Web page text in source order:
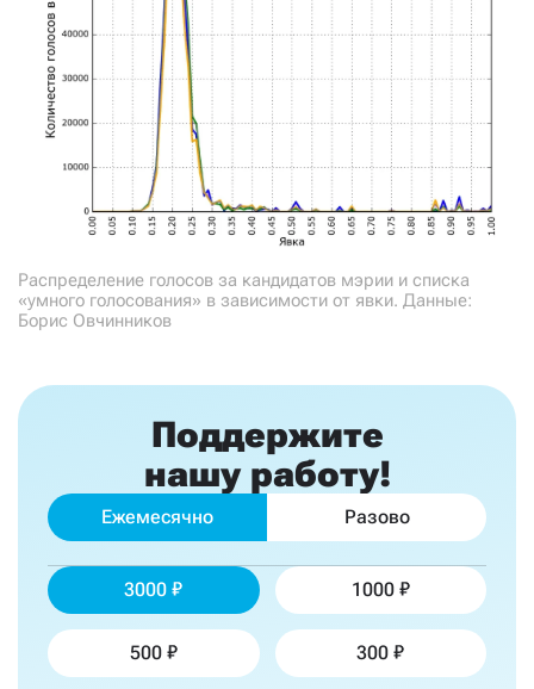
Распределение голосов за кандидатов мэрии и списка
«умного голосования» в зависимости от явки. Данные:
Борис Овчинников
Поддержите
нашу работу!
Ежемесячно Разово
3000 1000
500 300